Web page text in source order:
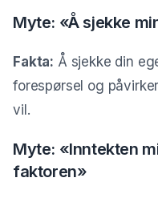
Myte: «Å sjekke
Fakta: Å sjekke din
forespørsel og påvirker
vil.
Myte: «Inntekten
faktoren»